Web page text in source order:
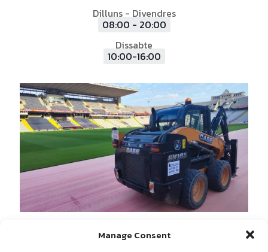
Manage Consent
Dilluns - Divendres
08:00 - 20:00
Dissabte
10:00-16:00